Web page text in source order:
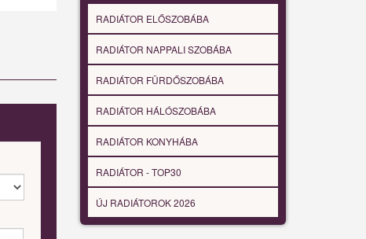
RADIÁTOR ELŐSZOBÁBA
RADIÁTOR NAPPALI SZOBÁBA
RADIÁTOR FÜRDŐSZOBÁBA
RADIÁTOR HÁLÓSZOBÁBA
RADIÁTOR KONYHÁBA
RADIÁTOR - TOP30
ÚJ RADIÁTOROK 2026